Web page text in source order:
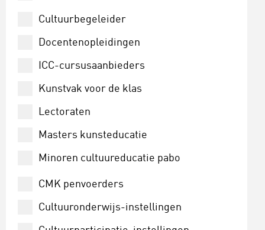
Voortgezet onderwijs
wo
Cultuurbegeleider
Docentenopleidingen
ICC-cursusaanbieders
Kunstvak voor de klas
Lectoraten
Masters kunsteducatie
Minoren cultuureducatie pabo
CMK penvoerders
Cultuuronderwijs-instellingen